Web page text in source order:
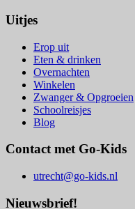
Uitjes
Erop uit
Eten & drinken
Overnachten
Winkelen
Zwanger & Opgroeien
Schoolreisjes
Blog
Contact met Go-Kids
utrecht@go-kids.nl
Nieuwsbrief!